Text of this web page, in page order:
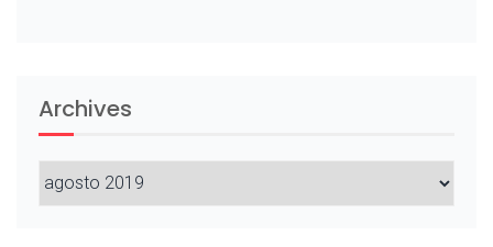
Archives
Archives